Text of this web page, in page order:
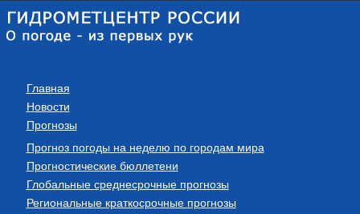
Главная
Новости
Прогнозы
Прогноз погоды на неделю по городам мира
Прогностические бюллетени
Глобальные среднесрочные прогнозы
Региональные краткосрочные прогнозы